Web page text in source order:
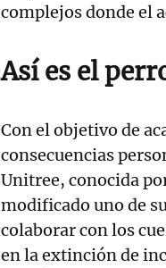
complejos donde el
Así es el
Con el objetivo de
consecuencias
Unitree, conocida
modificado uno de
colaborar con los
en la extinción de